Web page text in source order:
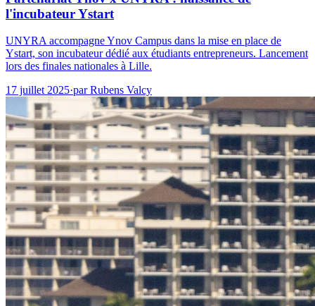
l'incubateur Ystart
UNYRA accompagne Ynov Campus dans la mise en place de
Ystart, son incubateur dédié aux étudiants entrepreneurs. Lancement
lors des finales nationales à Lille.
17 juillet 2025·par Rubens Valcy